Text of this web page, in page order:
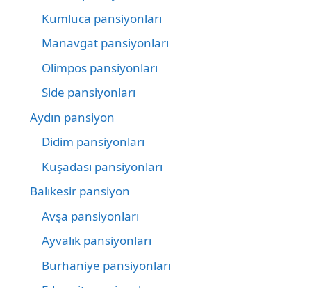
Kumluca pansiyonları
Manavgat pansiyonları
Olimpos pansiyonları
Side pansiyonları
Aydın pansiyon
Didim pansiyonları
Kuşadası pansiyonları
Balıkesir pansiyon
Avşa pansiyonları
Ayvalık pansiyonları
Burhaniye pansiyonları